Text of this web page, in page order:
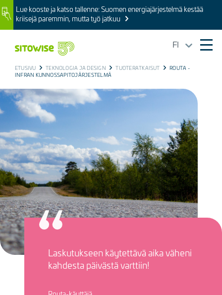
Skip
to
main
ImageLue kooste ja katso tallenne: Suomen energiajärjestelmä kestää
kriisejä paremmin, mutta työ jatkuu
FI
BREADCRUMB
ETUSIVU TEKNOLOGIA JA DESIGN TUOTERATKAISUT
ROUTA -
INFRAN KUNNOSSAPITOJÄRJESTELMÄ
Kuva
Laskutukseen käytettävä aika väheni
kahdesta päivästä varttiin!